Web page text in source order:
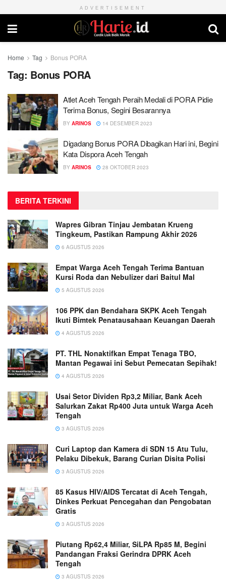
ADVERTISEMENT
Home Tag Bonus PORA
Tag: Bonus PORA
Atlet Aceh Tengah Peraih Medali di PORA Pidie
Terima Bonus, Segini Besarannya
BY ARINOS 14 DESEMBER 2023
Digadang Bonus PORA Dibagikan Hari ini, Begini
Kata Dispora Aceh Tengah
BY ARINOS 28 OKTOBER 2023
BERITA TERKINI
Wapres Gibran Tinjau Jembatan Krueng
Tingkeum, Pastikan Rampung Akhir 2026
6 AGUSTUS 2026
Empat Warga Aceh Tengah Terima Bantuan
Kursi Roda dan Nebulizer dari Baitul Mal
5 AGUSTUS 2026
106 PPK dan Bendahara SKPK Aceh Tengah
Ikuti Bimtek Penatausahaan Keuangan Daerah
4 AGUSTUS 2026
PT. THL Nonaktifkan Empat Tenaga TBO,
Mantan Pegawai ini Sebut Pemecatan Sepihak!
4 AGUSTUS 2026
Usai Setor Dividen Rp3,2 Miliar, Bank Aceh
Salurkan Zakat Rp400 Juta untuk Warga Aceh
Tengah
3 AGUSTUS 2026
Curi Laptop dan Kamera di SDN 15 Atu Tulu,
Pelaku Dibekuk, Barang Curian Disita Polisi
3 AGUSTUS 2026
85 Kasus HIV/AIDS Tercatat di Aceh Tengah,
Dinkes Perkuat Pencegahan dan Pengobatan
Gratis
3 AGUSTUS 2026
Piutang Rp62,4 Miliar, SiLPA Rp85 M, Begini
Pandangan Fraksi Gerindra DPRK Aceh
Tengah
3 AGUSTUS 2026